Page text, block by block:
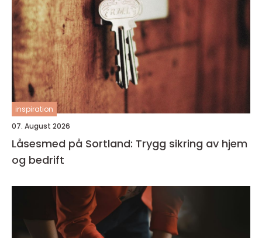
inspiration
07. August 2026
Låsesmed på Sortland: Trygg sikring av hjem
og bedrift